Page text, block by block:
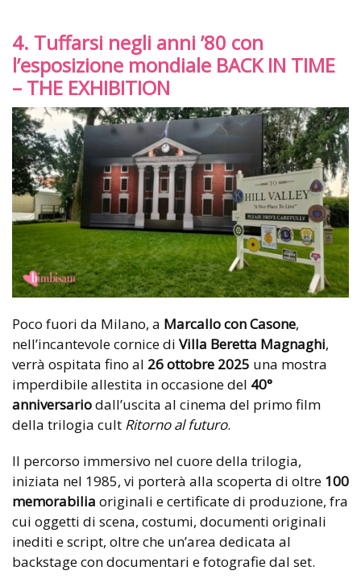
4. Tuffarsi negli anni ’80 con
l’esposizione mondiale BACK IN TIME
– THE EXHIBITION
Poco fuori da Milano, a Marcallo con Casone,
nell’incantevole cornice di Villa Beretta Magnaghi,
verrà ospitata fino al 26 ottobre 2025 una mostra
imperdibile allestita in occasione del 40°
anniversariodall’uscita al cinema del primo film
della trilogia cult Ritorno al futuro.
Il percorso immersivo nel cuore della trilogia,
iniziata nel 1985, vi porterà alla scoperta di oltre 100
memorabilia originali e certificate di produzione, fra
cui oggetti di scena, costumi, documenti originali
inediti e script, oltre che un’area dedicata al
backstage con documentari e fotografie dal set.